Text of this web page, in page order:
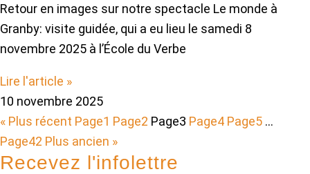
Retour en images sur notre spectacle Le monde à
Granby: visite guidée, qui a eu lieu le samedi 8
novembre 2025 à l’École du Verbe
Lire l'article »
10 novembre 2025
« Plus récent Page1 Page2 Page3 Page4 Page5 …
Page42 Plus ancien »
Recevez l'infolettre